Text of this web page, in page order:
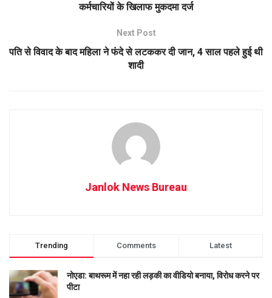
कर्मचारियों के खिलाफ मुकदमा दर्ज
Next Post
पति से विवाद के बाद महिला ने फंदे से लटककर दी जान, 4 साल पहले हुई थी
शादी
Janlok News Bureau
Trending Comments Latest
नोएडा: बाथरूम में नहा रही लड़की का वीडियो बनाया, विरोध करने पर
पीटा